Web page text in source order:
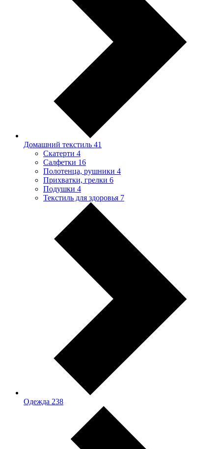
Домашний текстиль 41
Скатерти 4
Салфетки 16
Полотенца, рушники 4
Прихватки, грелки 6
Подушки 4
Текстиль для здоровья 7
Одежда 238